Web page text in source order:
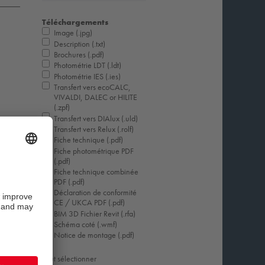
Téléchargements
Image (.jpg)
Description (.txt)
Brochures (.pdf)
Photométrie LDT (.ldt)
Photométrie IES (.ies)
Transfert vers ecoCALC,
VIVALDI, DALEC or HILITE
(.zpf)
Transfert vers DIAlux (.uld)
Transfert vers Relux (.rolf)
Fiche technique (.pdf)
Fiche photométrique PDF
(.pdf)
Fiche technique combinée
PDF (.pdf)
Déclaration de conformité
CE / UKCA PDF (.pdf)
BIM 3D Fichier Revit (.rfa)
Schéma coté (.wmf)
Notice de montage (.pdf)
Tout sélectionner